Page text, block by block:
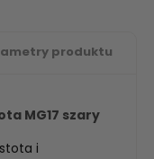
produktu
MG17 szary
i